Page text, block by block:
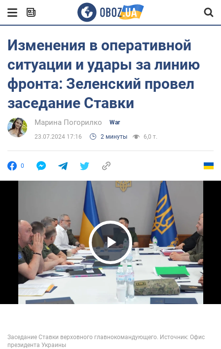
Изменения в оперативной
ситуации и удары за линию
фронта: Зеленский провел
заседание Ставки
Марина Погорилко War
23.07.2024 17:16 2 минуты 6,0 т.
0
Play Video